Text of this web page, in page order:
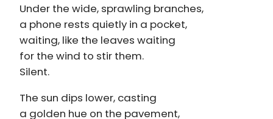
Under the wide, sprawling branches,
a phone rests quietly in a pocket,
waiting, like the leaves waiting
for the wind to stir them.
Silent.
The sun dips lower, casting
a golden hue on the pavement,